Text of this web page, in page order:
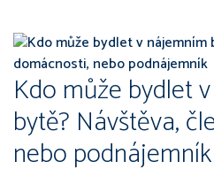
Kdo může bydlet
bytě? Návštěva,
nebo podnájemník